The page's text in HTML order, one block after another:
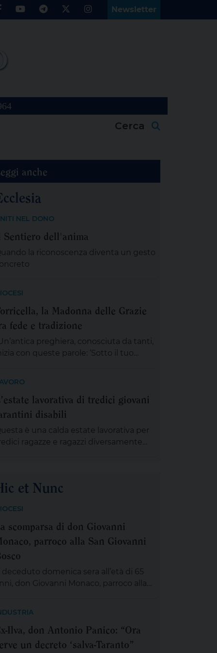
Newsletter
Cerca
anche
NEL DONO
Sentiero dell'anima
la riconoscenza diventa un gesto
la Madonna delle Grazie
fede e tradizione
preghiera, conosciuta da tanti,
con queste parole: ‘Sotto il tuo
a vivere la festa della
delle Grazie, compatrona di
tempo d’incertezza e segnato da
sofferenza e […]
lavorativa di tredici giovani
disabili
è una calda estate lavorativa per
ragazze e ragazzi diversamente
“Terre dell’uguaglianza”. Il
regionale C.OS.T.A. (Comunità
per il Turismo Accessibile) di
Puglia e Pugliapromozione per
turismo […]
et Nunc
scomparsa di don Giovanni
parroco alla San Giovanni
deceduto domenica sera all’età di 65
don Giovanni Monaco, parroco alla
per chiunque desideri sostare in
e rendergli un ultimo saluto.
Ilva, don Antonio Panico: “Ora
un decreto ‘salva-Taranto”